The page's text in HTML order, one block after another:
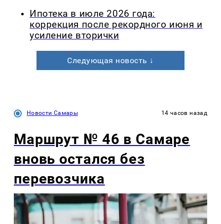
Ипотека в июле 2026 года:
коррекция после рекордного июня и
усиление вторички
Следующая новость ↓
Новости Самары 14 часов назад
Маршрут № 46 в Самаре
вновь остался без
перевозчика